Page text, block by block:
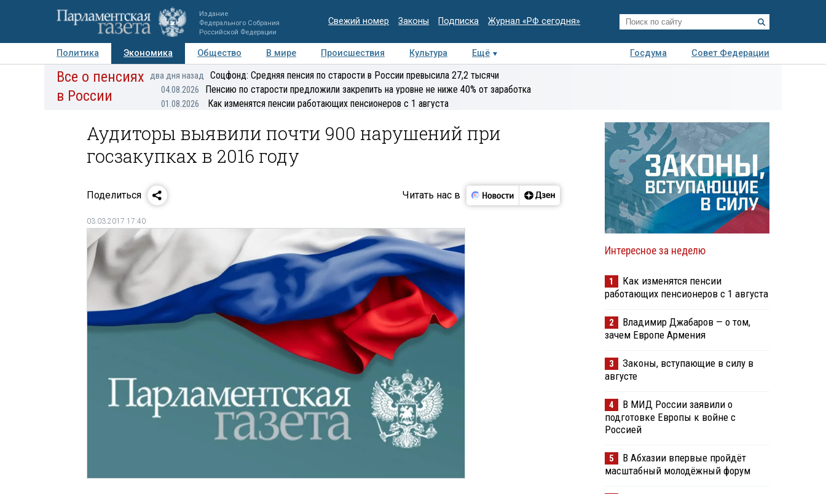
Издание
Федерального Собрания
Российской Федерации
Свежий номер Законы Подписка Журнал «РФ сегодня»
Политика Экономика Общество В мире Происшествия Культура Ещё Госдума
Совет Федерации
Авторы Персоны Мнения Регионы Медиацентр Интервью Колумнисты
Все о пенсиях
в России
два дня назад Соцфонд: Средняя пенсия по старости в России превысила 27,2 тысячи
04.08.2026 Пенсию по старости предложили закрепить на уровне не ниже 40% от заработка
01.08.2026 Как изменятся пенсии работающих пенсионеров с 1 августа
Аудиторы выявили почти 900 нарушений при
госзакупках в 2016 году
Поделиться Читать нас в
03.03.2017 17:40
Интересное за неделю
1
Как изменятся пенсии
работающих пенсионеров с 1 августа
2
Владимир Джабаров — о том,
зачем Европе Армения
3
Законы, вступающие в силу в
августе
4
В МИД России заявили о
подготовке Европы к войне с
Россией
5
В Абхазии впервые пройдёт
масштабный молодёжный форум